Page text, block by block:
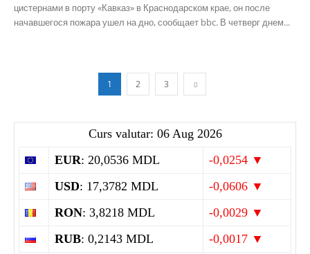
цистернами в порту «Кавказ» в Краснодарском крае, он после
начавшегося пожара ушел на дно, сообщает bbc. В четверг днем...
1 2 3
Curs valutar: 06 Aug 2026
EUR: 20,0536 MDL
-0,0254 ▼
USD: 17,3782 MDL
-0,0606 ▼
RON: 3,8218 MDL
-0,0029 ▼
RUB: 0,2143 MDL
-0,0017 ▼